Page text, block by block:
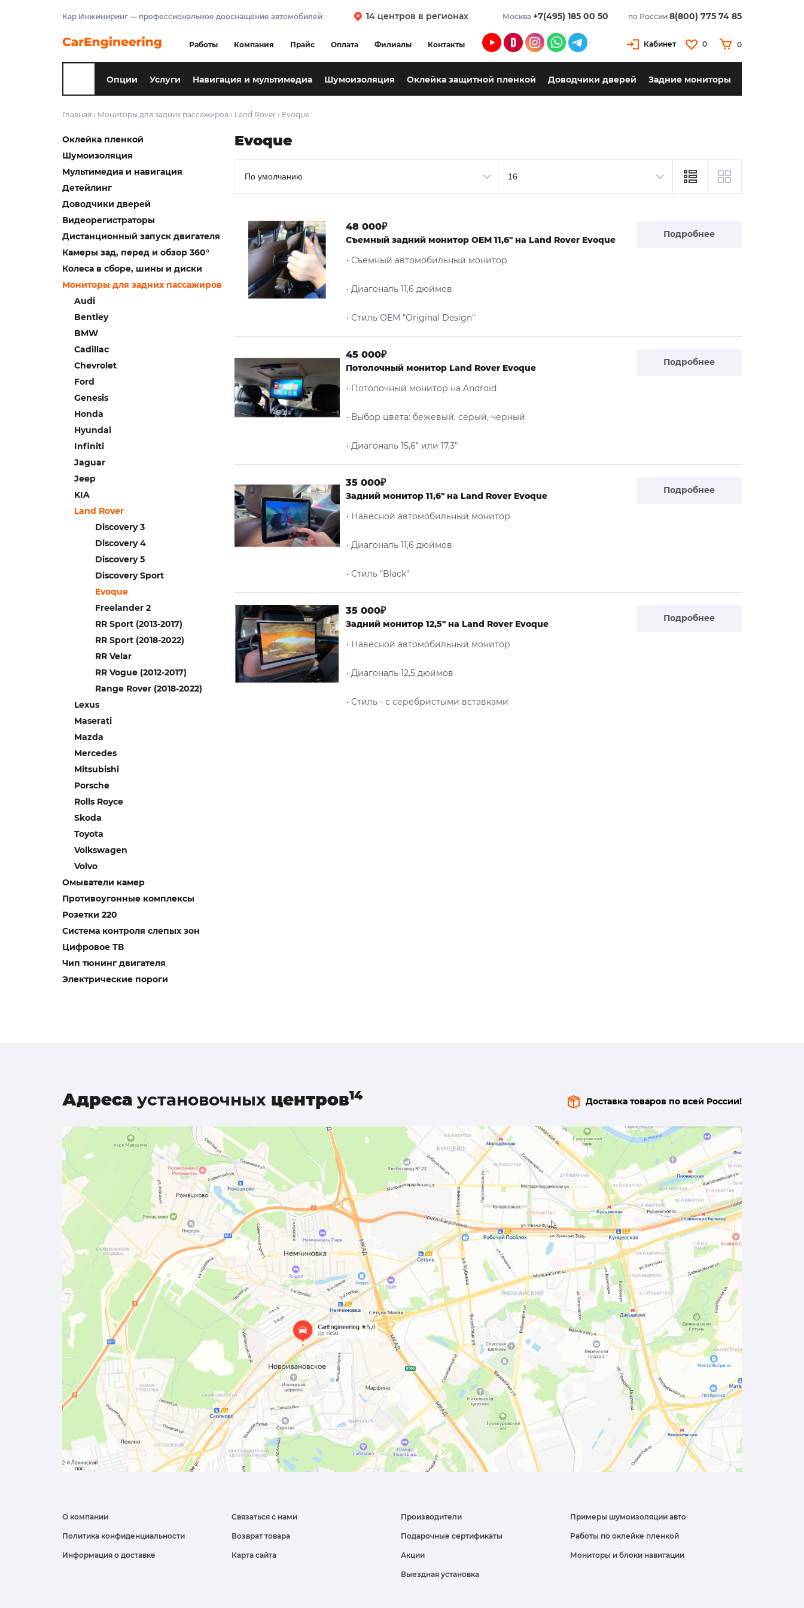
Кар Инжиниринг — профессиональное дооснащение автомобилей 14 центров в регионах Москва +7(495) 185 00 50 по России 8(800) 775 74 85
Работы Компания Прайс Оплата Филиалы Контакты Кабинет 0 0
Опции Услуги Навигация и мультимедиа Шумоизоляция Оклейка защитной пленкой Доводчики дверей Задние мониторы
Главная › Мониторы для задних пассажиров › Land Rover › Evoque
Оклейка пленкой
Шумоизоляция
Мультимедиа и навигация
Детейлинг
Доводчики дверей
Видеорегистраторы
Дистанционный запуск двигателя
Камеры зад, перед и обзор 360°
Колеса в сборе, шины и диски
Мониторы для задних пассажиров
Audi
Bentley
BMW
Cadillac
Chevrolet
Ford
Genesis
Honda
Hyundai
Infiniti
Jaguar
Jeep
KIA
Land Rover
Discovery 3
Discovery 4
Discovery 5
Discovery Sport
Evoque
Freelander 2
RR Sport (2013-2017)
RR Sport (2018-2022)
RR Velar
RR Vogue (2012-2017)
Range Rover (2018-2022)
Lexus
Maserati
Mazda
Mercedes
Mitsubishi
Porsche
Rolls Royce
Skoda
Toyota
Volkswagen
Volvo
Омыватели камер
Противоугонные комплексы
Розетки 220
Система контроля слепых зон
Цифровое ТВ
Чип тюнинг двигателя
Электрические пороги
Evoque
Подробнее
48 000₽
Cъемный задний монитор OEM 11,6" на Land Rover Evoque
• Съемный автомобильный монитор
• Диагональ 11,6 дюймов
• Стиль OEM "Original Design"
Подробнее
45 000₽
Потолочный монитор Land Rover Evoque
• Потолочный монитор на Android
• Выбор цвета: бежевый, серый, черный
• Диагональ 15,6" или 17,3"
Подробнее
35 000₽
Задний монитор 11,6" на Land Rover Evoque
• Навесной автомобильный монитор
• Диагональ 11,6 дюймов
• Стиль "Black"
Подробнее
35 000₽
Задний монитор 12,5" на Land Rover Evoque
• Навесной автомобильный монитор
• Диагональ 12,5 дюймов
• Стиль - c серебристыми вставками
Адреса установочных центров Доставка товаров по всей России!
О компании
Политика конфиденциальности
Информация о доставке
Связаться с нами
Возврат товара
Карта сайта
Производители
Подарочные сертификаты
Акции
Выездная установка
Примеры шумоизоляции авто
Работы по оклейке пленкой
Мониторы и блоки навигации